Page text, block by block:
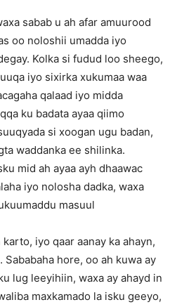
sabab u ah afar amuurood
oo noloshii umadda iyo
Kolka si fudud loo sheego,
iyo sixirka xukumaa waa
qalaad iyo midda
ku badata ayaa qiimo
si xoogan ugu badan,
waddanka ee shilinka.
mid ah ayaa ayh dhaawac
iyo nolosha dadka, waxa
masuul
iyo qaar aanay ka ahayn,
Sababaha hore, oo ah kuwa ay
lug leeyihiin, waxa ay ahayd in
maxkamado la isku geeyo,